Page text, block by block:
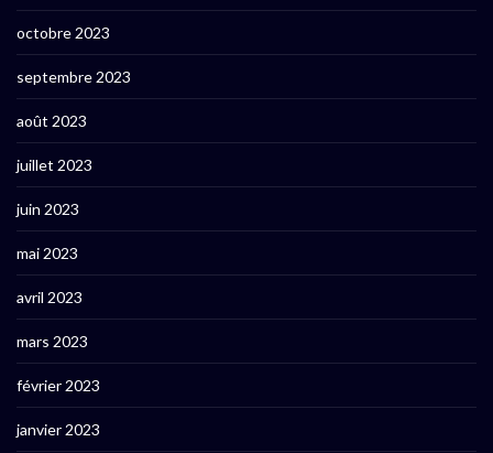
octobre 2023
septembre 2023
août 2023
juillet 2023
juin 2023
mai 2023
avril 2023
mars 2023
février 2023
janvier 2023